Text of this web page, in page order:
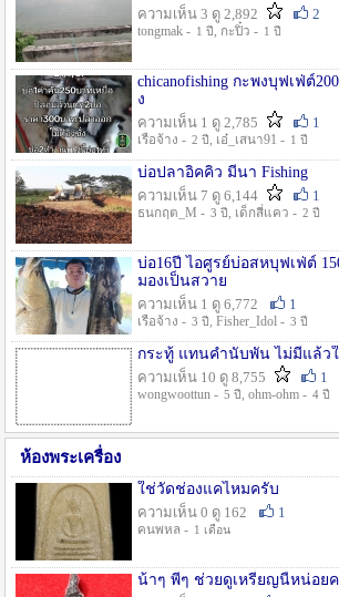
ความเห็น 3 ดู 2,892
2
tongmak - 1 ปี , กะปิ๋ว - 1 ปี
chicanofishing กะพงบุฟเฟ่ต์
ง
ความเห็น 1 ดู 2,785
1
เรือจ้าง - 2 ปี , เอ๋_เสนา91 - 1 ปี
บ่อปลาอิคคิว มีนา Fishing
ความเห็น 7 ดู 6,144
1
ธนกฤต_M - 3 ปี , เด็กสี่แคว - 2 ปี
บ่อ16ปี ไอศูรย์บ่อสหบุฟเฟ่ต์
มองเป็นสวาย
ความเห็น 1 ดู 6,772
1
เรือจ้าง - 3 ปี , Fisher_Idol - 3 ปี
กระทู้ แทนคำนับพัน ไม่มีแล้ว
ความเห็น 10 ดู 8,755
1
wongwoottun - 5 ปี , ohm-ohm - 4 ปี
ห้องพระเครื่อง
ใช่วัดช่องแคไหมครับ
ความเห็น 0 ดู 162
1
คนพหล - 1 เดือน
น้าๆ พี่ๆ ช่วยดูเหรียญนี้หน่อย